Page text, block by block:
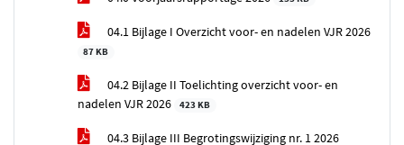
04.1 Bijlage I Overzicht voor- en nadelen VJR 2026
87 KB
04.2 Bijlage II Toelichting overzicht voor- en
nadelen VJR 2026
423 KB
04.3 Bijlage III Begrotingswijziging nr. 1 2026